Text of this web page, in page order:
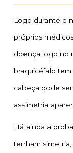
Logo durante o
próprios
doença logo no
braquicéfalo
cabeça pode
assimetria
Há ainda a
tenham